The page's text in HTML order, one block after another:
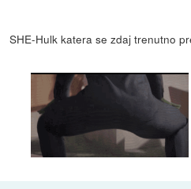
SHE-Hulk katera se zdaj trenutno